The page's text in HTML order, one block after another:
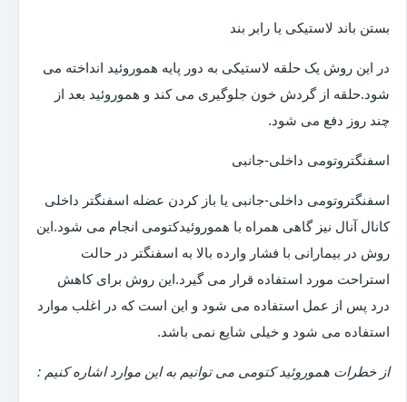
بستن باند لاستیکی یا رابر بند
در این روش یک حلقه لاستیکی به دور پایه هموروئید انداخته می
شود.حلقه از گردش خون جلوگیری می کند و هموروئید بعد از
چند روز دفع می شود.
اسفنگتروتومی داخلی-جانبی
اسفنگتروتومی داخلی-جانبی یا باز کردن عضله اسفنگتر داخلی
کانال آنال نیز گاهی همراه با هموروئیدکتومی انجام می شود.این
روش در بیمارانی با فشار وارده بالا به اسفنگتر در حالت
استراحت مورد استفاده قرار می گیرد.این روش برای کاهش
درد پس از عمل استفاده می شود و این است که در اغلب موارد
استفاده می شود و خیلی شایع نمی باشد.
از خطرات هموروئید کتومی می توانیم به این موارد اشاره کنیم :